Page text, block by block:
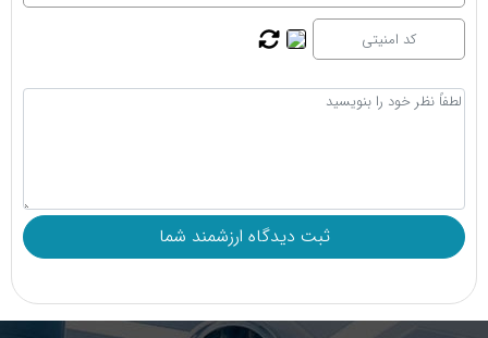
سوند معده در انواع جنس سیلیکونی و با بهترین قیمت عمده و
ارزان از فروشگاه تجهیزات پزشکی و لوازم مصرفی توانی نو (مرکز
فروش عمده سوند معده)
تجهیزات پزشکی، انواع سوند معده ایرانی و خارجی را به صورت
عمده ارائه می‌دهد. همکاران تجهیزات پزشکی و درمانی
می‌توانند با ما تماس بگیرند و از مزایای همکاری شاملقیمت